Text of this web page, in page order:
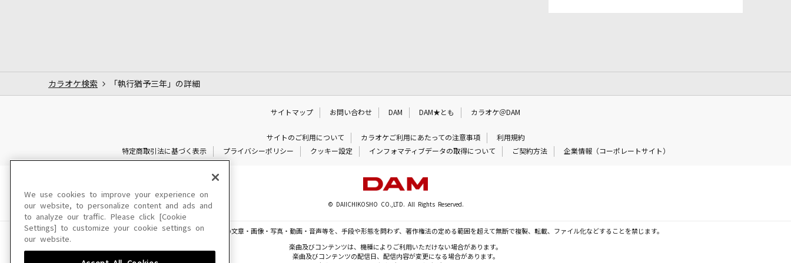
カラオケ検索 「執行猶予三年」の詳細
サイトマップ お問い合わせ DAM DAM★とも カラオケ＠DAM
サイトのご利用について カラオケご利用にあたっての注意事項
利用規約
特定商取引法に基づく表示
プライバシーポリシー クッキー設定 インフォマティブデータの取得について ご契約方法 企業情報（コーポレートサイト）
© DAIICHIKOSHO CO.,LTD. All Rights Reserved.
このサイトに掲載されている一切の文章・画像・写真・動画・音声等を、手段や形態を問わず、著作権法の定める範囲を超えて無断で複製、転載、ファイル化などすることを禁じます。
楽曲及びコンテンツは、機種によりご利用いただけない場合があります。
楽曲及びコンテンツの配信日、配信内容が変更になる場合があります。
We use cookies to improve your experience on
our website, to personalize content and ads and
to analyze our traffic. Please click [Cookie
Settings] to customize your cookie settings on
our website.